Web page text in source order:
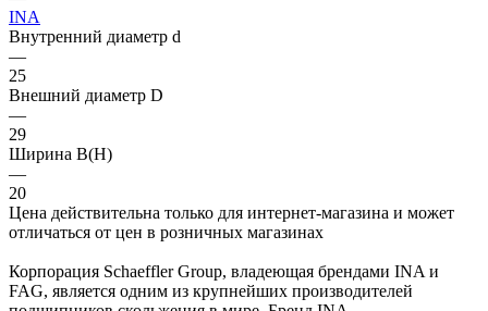
INA
Внутренний диаметр d
—
25
Внешний диаметр D
—
29
Ширина B(H)
—
20
Цена действительна только для интернет-магазина и может
отличаться от цен в розничных магазинах
Корпорация Schaeffler Group, владеющая брендами INA и
FAG, является одним из крупнейших производителей